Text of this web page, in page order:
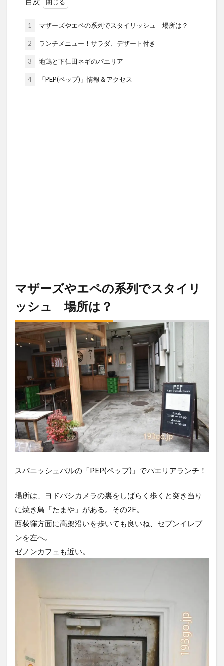
1 マザーズやエペの系列でスタイリッシュ 場所は？
2 ランチメニュー！サラダ、デザート付き
3 地鶏と下仁田ネギのパエリア
4 「PEP(ペップ)」情報＆アクセス
マザーズやエペの系列でスタイリ
ッシュ 場所は？
スパニッシュバルの「PEP(ペップ)」でパエリアランチ！
場所は、ヨドバシカメラの裏をしばらく歩くと突き当り
に焼き鳥「たまや」がある。その2F。
西荻窪方面に高架沿いを歩いても良いね、セブンイレブ
ンを左へ。
ゼノンカフェも近い。